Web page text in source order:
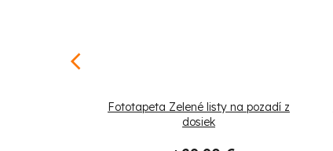
Fototapeta Zelené listy na pozadí z
dosiek